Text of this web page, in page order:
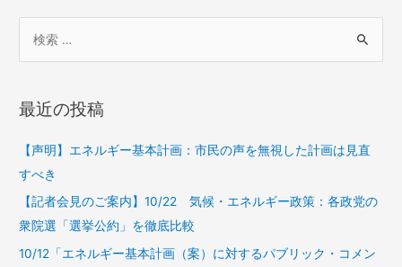
最近の投稿
【声明】エネルギー基本計画：市民の声を無視した計画は見直
すべき
【記者会見のご案内】10/22 気候・エネルギー政策：各政党の
衆院選「選挙公約」を徹底比較
10/12「エネルギー基本計画（案）に対するパブリック・コメン